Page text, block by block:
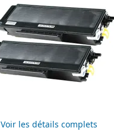
Voir les détails complets